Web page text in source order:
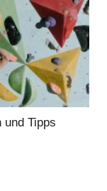
und Tipps